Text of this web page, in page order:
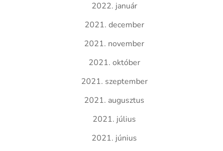
2022. január
2021. december
2021. november
2021. október
2021. szeptember
2021. augusztus
2021. július
2021. június